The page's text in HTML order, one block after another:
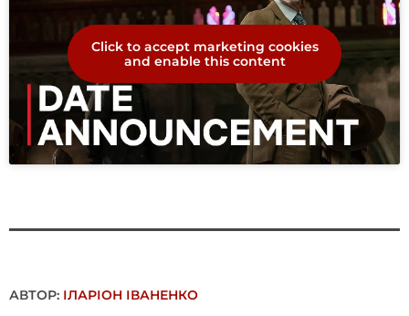
Click to accept marketing cookies
and enable this content
АВТОР: ІЛАРІОН ІВАНЕНКО